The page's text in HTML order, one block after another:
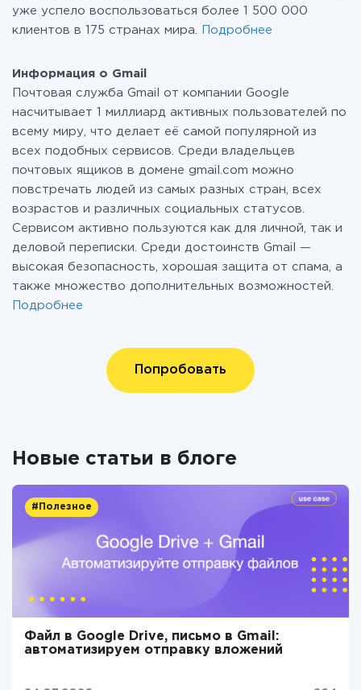
уже успело воспользоваться более 1 500 000
клиентов в 175 странах мира.
Подробнее
Информация о Gmail
Почтовая служба Gmail от компании Google
насчитывает 1 миллиард активных пользователей по
всему миру, что делает её самой популярной из
всех подобных сервисов. Среди владельцев
почтовых ящиков в домене gmail.com можно
повстречать людей из самых разных стран, всех
возрастов и различных социальных статусов.
Сервисом активно пользуются как для личной, так и
деловой переписки. Среди достоинств Gmail —
высокая безопасность, хорошая защита от спама, а
также множество дополнительных возможностей.
Подробнее
Попробовать
Новые статьи в блоге
#Полезное
Файл в Google Drive, письмо в Gmail:
автоматизируем отправку вложений